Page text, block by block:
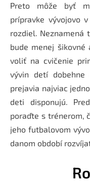
Preto môže byť
prípravke vývojovo
rozdiel. Neznamená
bude menej
voliť na cvičenie
vývin detí
prejavia najviac
deti disponujú.
poraďte s trénerom,
jeho futbalovom
danom období